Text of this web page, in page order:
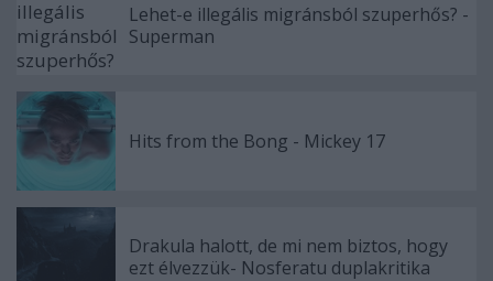
Lehet-e illegális migránsból szuperhős? -
Superman
Hits from the Bong - Mickey 17
Drakula halott, de mi nem biztos, hogy
ezt élvezzük- Nosferatu duplakritika